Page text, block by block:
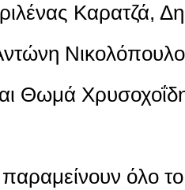
Καρατζά,
Θωμά
όλο το